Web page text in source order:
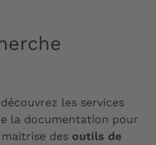
les services
la documentation pour
des outils de